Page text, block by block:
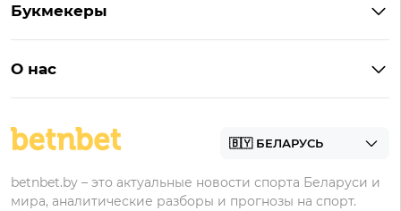
БК для ставок на киберспорт
Бонус на депозит
Бонусы Бетера
Бонусы Винлайн
Букмекеры
Марафонбет
О нас
betnbet.by – это актуальные новости спорта Беларуси и
мира, аналитические разборы и прогнозы на спорт.